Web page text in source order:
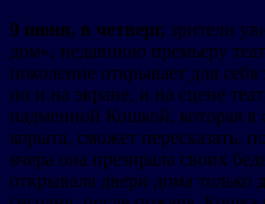
9 июня, в четверг, зрители
дом», недавнюю премьеру
поколение открывает для
но и на экране, и на сцене
надменной Кошкой, которая в
корыта, сможет пересказать,
вчера она презирала своих
открывала двери дома только